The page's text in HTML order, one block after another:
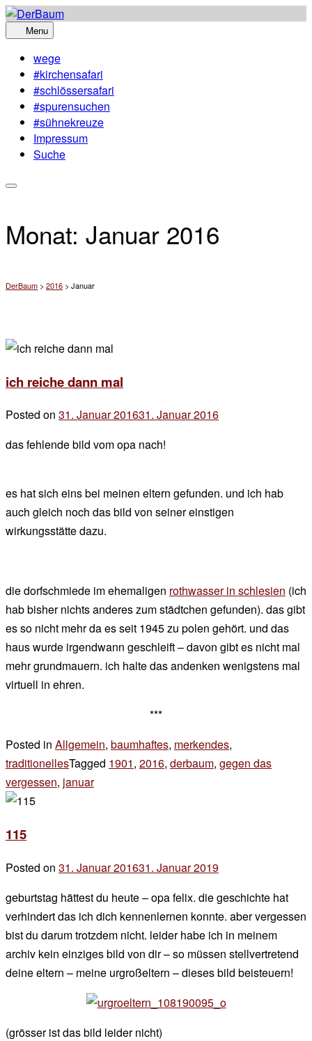
Skip
to
Menu
wege
#kirchensafari
#schlössersafari
#spurensuchen
#sühnekreuze
Impressum
Suche
Monat: Januar 2016
DerBaum > 2016 > Januar
ich reiche dann mal
Posted on 31. Januar 201631. Januar 2016
das fehlende bild vom opa nach!
es hat sich eins bei meinen eltern gefunden. und ich hab
auch gleich noch das bild von seiner einstigen
wirkungsstätte dazu.
die dorfschmiede im ehemaligen rothwasser in schlesien (ich
hab bisher nichts anderes zum städtchen gefunden). das gibt
es so nicht mehr da es seit 1945 zu polen gehört. und das
haus wurde irgendwann geschleift – davon gibt es nicht mal
mehr grundmauern. ich halte das andenken wenigstens mal
virtuell in ehren.
***
Posted in Allgemein, baumhaftes, merkendes,
traditionellesTagged 1901, 2016, derbaum, gegen das
vergessen, januarLeave
reiche
dann
mal
115
Posted on 31. Januar 201631. Januar 2019
chef
geburtstag hättest du heute – opa felix. die geschichte hat
verhindert das ich dich kennenlernen konnte. aber vergessen
bist du darum trotzdem nicht. leider habe ich in meinem
archiv kein einziges bild von dir – so müssen stellvertretend
deine eltern – meine urgroßeltern – dieses bild beisteuern!
(grösser ist das bild leider nicht)